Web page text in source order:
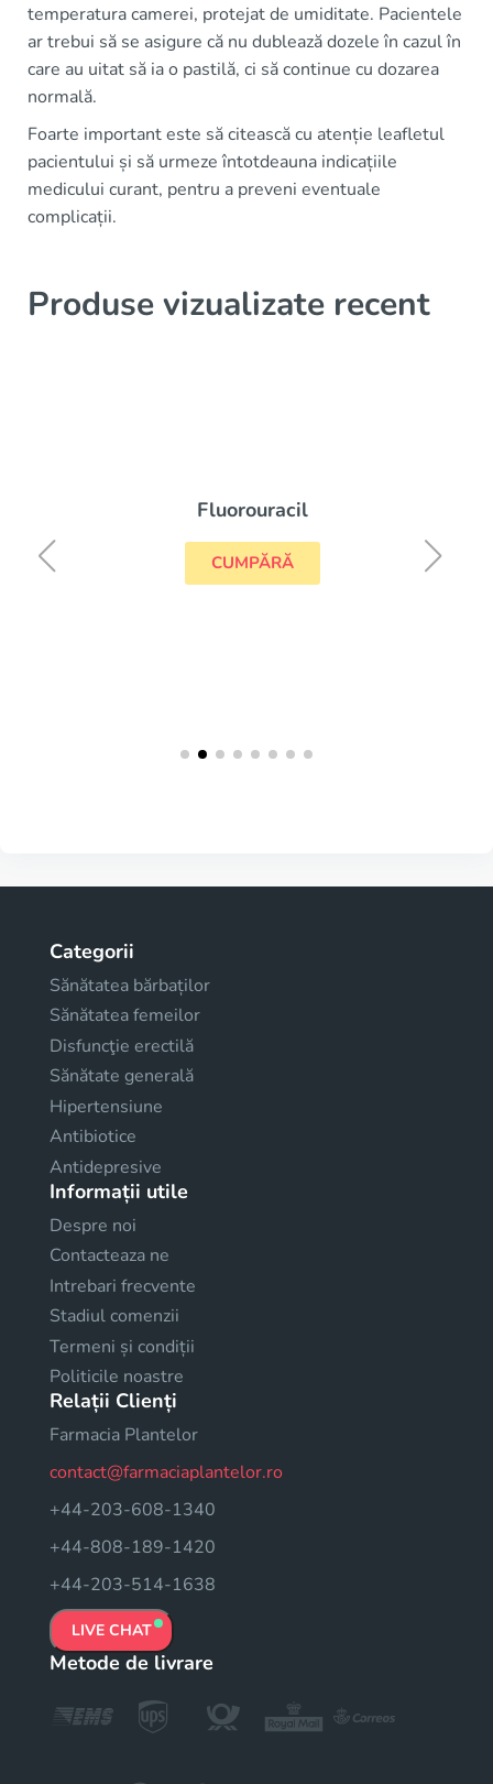
temperatura camerei, protejat de umiditate. Pacientele
ar trebui să se asigure că nu dublează dozele în cazul în
care au uitat să ia o pastilă, ci să continue cu dozarea
normală.
Foarte important este să citească cu atenție leafletul
pacientului și să urmeze întotdeauna indicațiile
medicului curant, pentru a preveni eventuale
complicații.
Produse vizualizate recent
Categorii
Sănătatea bărbaților
Sănătatea femeilor
Disfuncţie erectilă
Sănătate generală
Hipertensiune
Antibiotice
Antidepresive
Informații utile
Despre noi
Contacteaza ne
Intrebari frecvente
Stadiul comenzii
Termeni și condiții
Politicile noastre
Relații Clienți
Farmacia Plantelor
contact@farmaciaplantelor.ro
+44-203-608-1340
+44-808-189-1420
+44-203-514-1638
LIVE CHAT
Metode de livrare